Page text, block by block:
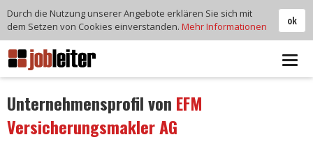
Unternehmensprofil von EFM
Versicherungsmakler AG
ok
Durch die Nutzung unserer Angebote erklären Sie sich mit
dem Setzen von Cookies einverstanden. Mehr Informationen